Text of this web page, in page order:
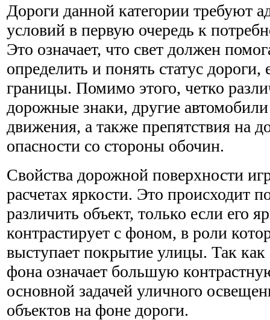
Дороги данной категории требуют
условий в первую очередь к
Это означает, что свет должен
определить и понять статус дороги,
границы. Помимо этого, четко
дорожные знаки, другие
движения, а также препятствия на
опасности со стороны обочин.
Свойства дорожной поверхности
расчетах яркости. Это происходит
различить объект, только если его
контрастирует с фоном, в роли
выступает покрытие улицы. Так как
фона означает большую
основной задачей уличного
объектов на фоне дороги.